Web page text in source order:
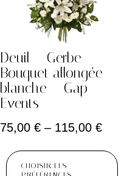
Deuil – Gerbe
Bouquet allongée
blanche – Gap
Events
75,00 € – 115,00 €
CHOISIR LES